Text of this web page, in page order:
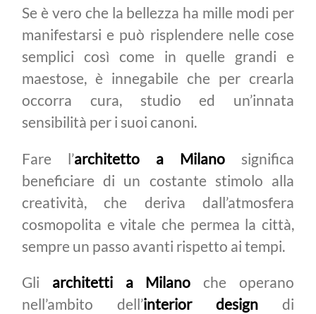
Se è vero che la bellezza ha mille modi per
manifestarsi e può risplendere nelle cose
semplici così come in quelle grandi e
maestose, è innegabile che per crearla
occorra cura, studio ed un’innata
sensibilità per i suoi canoni.
Fare l’architetto a Milanosignifica
beneficiare di un costante stimolo alla
creatività, che deriva dall’atmosfera
cosmopolita e vitale che permea la città,
sempre un passo avanti rispetto ai tempi.
Gli architetti a Milano che operano
nell’ambito dell’interior designdi